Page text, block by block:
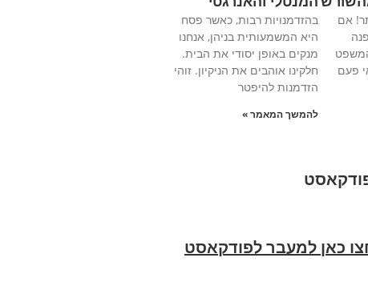
אם
פעם
בהזדמנויות רבות, כאשר פסח
היא המשמעותית בניהן, אנחנו
מנקים באופן יסודי את הבית.
חלקינו אוהבים את הניקיון. זוהי
הזדמנות להיפטר
להמשך המאמר »
כאן למעבר לפודקאסט